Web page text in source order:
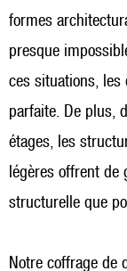
formes
presque
ces situations, les
parfaite. De plus,
étages, les
légères offrent de
structurelle que
Notre coffrage de